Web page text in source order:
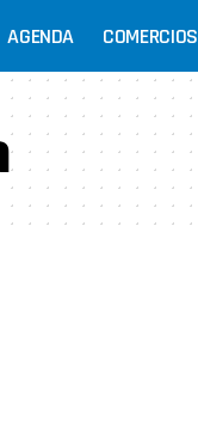
AGENDA COMERCIOS